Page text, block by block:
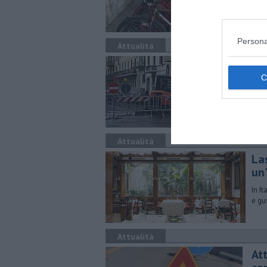
Attualità
rete
Attualità
In
e
Attualità